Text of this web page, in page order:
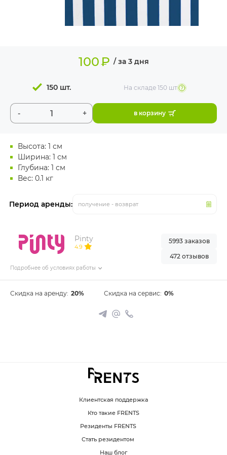
Высота: 1 см
Ширина: 1 см
Глубина: 1 см
Вес: 0.1 кг
Период аренды: получение - возврат
100₽ / за 3 дня
- +
150 шт. На складе 150 шт
в корзину
Pinty
4.9
Подробнее об условиях работы
5993 заказов
472 отзывов
Скидка на аренду: 20% Скидка на сервис: 0%
Клиентская поддержка
Кто такие FRENTS
Резиденты FRENTS
Стать резидентом
Наш блог